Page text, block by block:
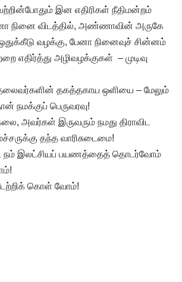
இன எதிரிகள் நீதிமன்றம்
விடத்தில், அண்ணாவின் அருகே
வழக்கு, பேனா நினைவுச் சின்னம்
எதிர்த்து அழிவழக்குகள் – முடிவு
தகத்தகாய ஒளியை – மேலும்
நமக்குப் பெருவரவு!
அவர்கள் இருவரும் நமது திராவிட
தந்த வாரிசுடைமை!
நம் இலட்சியப் பயணத்தைத் தொடர்வோம்
கொள் வோம்!